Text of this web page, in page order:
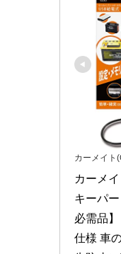
カーメイト
カーメ
キーパ
必需品
仕様 車